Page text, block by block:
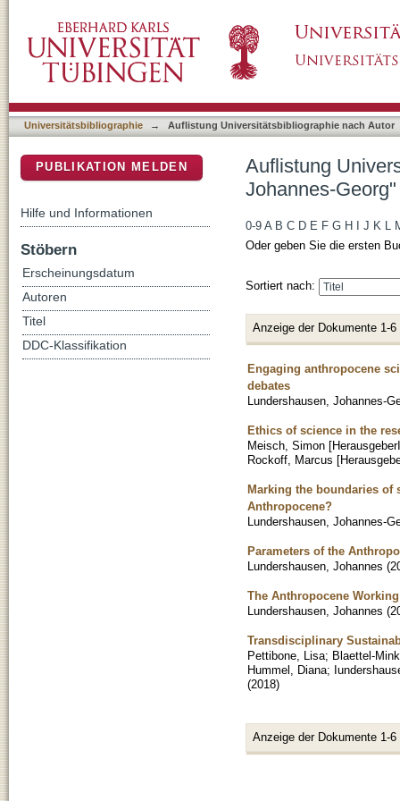
Universitätsbibliographie → Auflistung Universitätsbibliographie nach Autor
Auflistung
Johannes-Georg"
0-9 A B C D E F G H J K L
Oder geben Sie die ersten
Sortiert nach:
Anzeige der Dokumente 1-6
Engaging anthropocene
debates
Lundershausen, Johannes-
Ethics of science in the
Meisch, Simon
Rockoff, Marcus
Marking the boundaries of
Anthropocene?
Lundershausen, Johannes-
Parameters of the
Lundershausen, Johannes (
The Anthropocene
Lundershausen, Johannes (
Transdisciplinary
Pettibone, Lisa; Blaettel-
Hummel, Diana;
(2018)
Anzeige der Dokumente 1-6
PUBLIKATION MELDEN
Hilfe und Informationen
Stöbern
Erscheinungsdatum
Autoren
Titel
DDC-Klassifikation